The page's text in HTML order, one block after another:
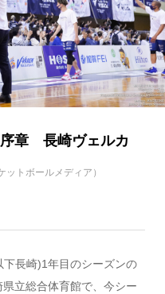
序章 長崎ヴェルカ
トボールメディア）
長崎)1年目のシーズンの
立総合体育館で、今シー